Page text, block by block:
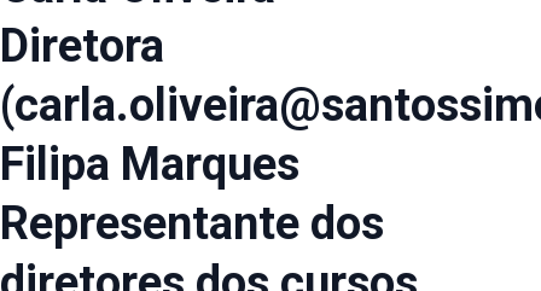
Diretora
Filipa Marques
Representante dos